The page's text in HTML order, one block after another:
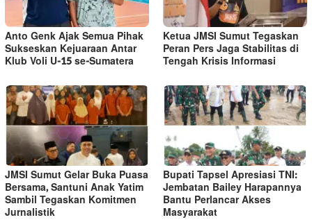
Anto Genk Ajak Semua Pihak
Sukseskan Kejuaraan Antar
Klub Voli U-15 se-Sumatera
Ketua JMSI Sumut Tegaskan
Peran Pers Jaga Stabilitas di
Tengah Krisis Informasi
JMSI Sumut Gelar Buka Puasa
Bersama, Santuni Anak Yatim
Sambil Tegaskan Komitmen
Jurnalistik
Bupati Tapsel Apresiasi TNI:
Jembatan Bailey Harapannya
Bantu Perlancar Akses
Masyarakat